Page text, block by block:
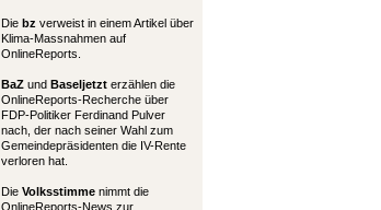
Die bz verweist in einem Artikel über
Klima-Massnahmen auf
OnlineReports.
BaZ und Baseljetzt erzählen die
OnlineReports-Recherche über
FDP-Politiker Ferdinand Pulver
nach, der nach seiner Wahl zum
Gemeindepräsidenten die IV-Rente
verloren hat.
Die Volksstimme nimmt die
OnlineReports-News zur